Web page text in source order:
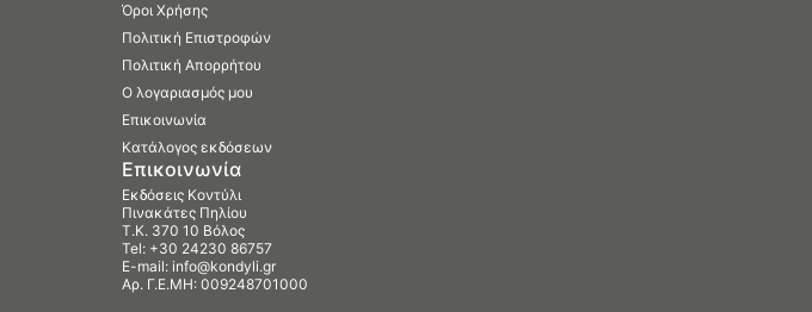
Όροι Χρήσης
Πολιτική Επιστροφών
Πολιτική Απορρήτου
Ο λογαριασμός μου
Επικοινωνία
Κατάλογος εκδόσεων
Επικοινωνία
Εκδόσεις Κοντύλι
Πινακάτες Πηλίου
Τ.Κ. 370 10 Βόλος
Tel: +30 24230 86757
E-mail: info@kondyli.gr
Αρ. Γ.Ε.ΜΗ: 009248701000